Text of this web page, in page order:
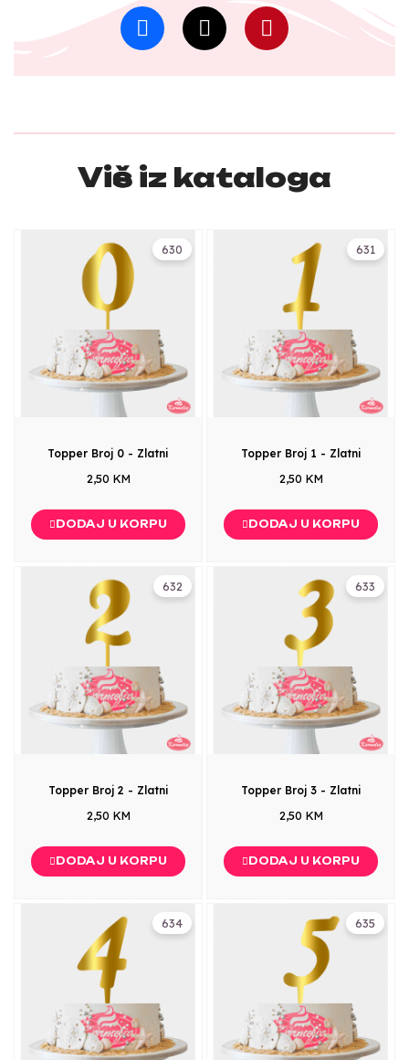
Više iz kataloga
630
Topper Broj 0 - Zlatni
2,50 KM
DODAJ U KORPU
631
Topper Broj 1 - Zlatni
2,50 KM
DODAJ U KORPU
632
Topper Broj 2 - Zlatni
2,50 KM
DODAJ U KORPU
633
Topper Broj 3 - Zlatni
2,50 KM
DODAJ U KORPU
634 635